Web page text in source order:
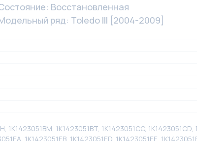
Восстановленная
ряд: Toledo III [2004-2009]
1K1423051BT, 1K1423051CC, 1K1423051CD,
1K1423051EB, 1K1423051ED, 1K1423051EE,